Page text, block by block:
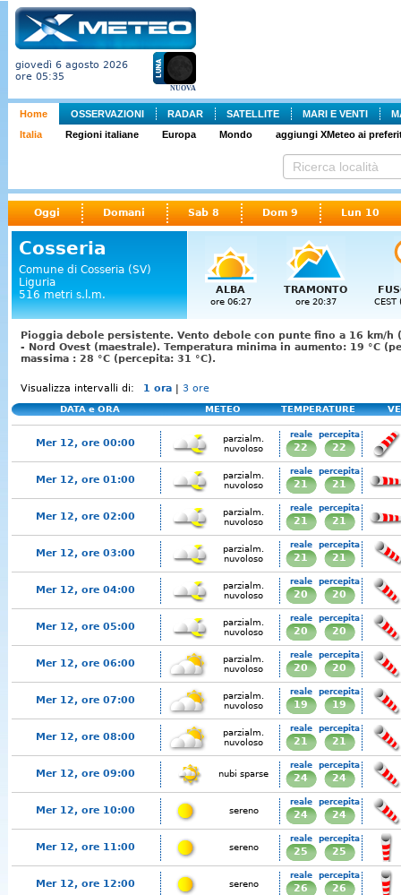
giovedì 6 agosto 2026
ore 05:35
NUOVA
Home OSSERVAZIONI RADAR SATELLITE MARI E VENTI
Italia
Regioni italiane Europa Mondo aggiungi XMeteo ai
Oggi Domani Sab 8 Dom 9 Lun 10
Cosseria
Comune di Cosseria (SV)
Liguria
516 metri s.l.m.
ALBA
ore 06:27
TRAMONTO
ore 20:37 CEST
Pioggia debole persistente. Vento debole con punte fino a 16 km/h
- Nord Ovest (maestrale). Temperatura minima in aumento: 19 °C
massima : 28 °C (percepita: 31 °C).
Visualizza intervalli di: 1 ora | 3 ore
DATA e ORA METEO TEMPERATURE
Mer 12, ore 00:00
parzialm.
nuvoloso
reale
22
percepita
22
Mer 12, ore 01:00
parzialm.
nuvoloso
reale
21
percepita
21
Mer 12, ore 02:00
parzialm.
nuvoloso
reale
21
percepita
21
Mer 12, ore 03:00
parzialm.
nuvoloso
reale
21
percepita
21
Mer 12, ore 04:00
parzialm.
nuvoloso
reale
20
percepita
20
Mer 12, ore 05:00
parzialm.
nuvoloso
reale
20
percepita
20
Mer 12, ore 06:00
parzialm.
nuvoloso
reale
20
percepita
20
Mer 12, ore 07:00
parzialm.
nuvoloso
reale
19
percepita
19
Mer 12, ore 08:00
parzialm.
nuvoloso
reale
21
percepita
21
Mer 12, ore 09:00 nubi sparse
reale
24
percepita
24
Mer 12, ore 10:00 sereno
reale
24
percepita
24
Mer 12, ore 11:00 sereno
reale
25
percepita
25
Mer 12, ore 12:00 sereno
reale
26
percepita
26